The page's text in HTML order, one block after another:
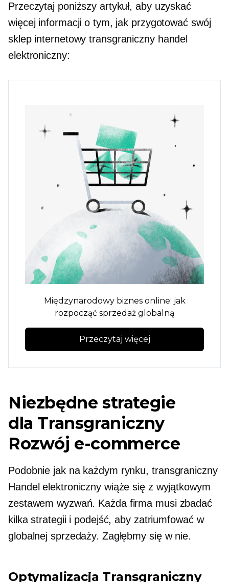
Przeczytaj poniższy artykuł, aby uzyskać
więcej informacji o tym, jak przygotować swój
sklep internetowytransgranicznyhandel
elektroniczny:
Międzynarodowy biznes online: jak
rozpocząć sprzedaż globalną
Przeczytaj więcej
Niezbędne strategie
dla Transgraniczny
Rozwój e-commerce
Podobnie jak na każdym rynku, transgraniczny
Handel elektroniczny wiąże się z wyjątkowym
zestawem wyzwań. Każda firma musi zbadać
kilka strategii i podejść, aby zatriumfować w
globalnej sprzedaży. Zagłębmy się w nie.
Optymalizacja Transgraniczny